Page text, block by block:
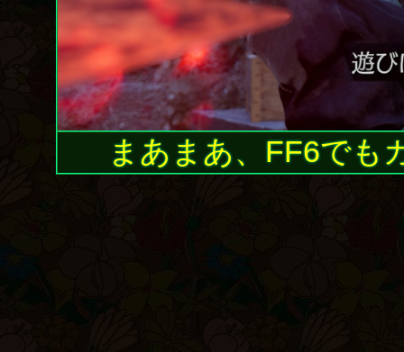
まあまあ、FF6でも